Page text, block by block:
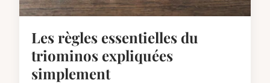
Les règles essentielles du
triominos expliquées
simplement